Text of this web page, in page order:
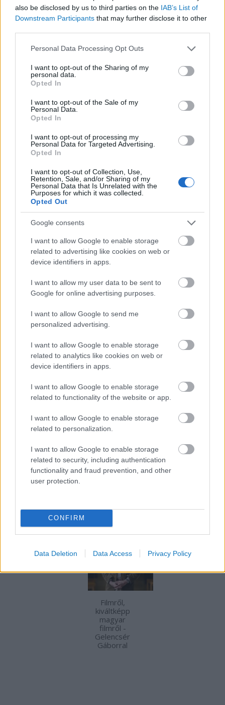
also be disclosed by us to third parties on the IAB’s List of
Downstream Participants that may further disclose it to other
Please note that this website/app uses one or more Google
not limited to your visit or usage behaviour. You may click to
grant or deny consent to Google and its third-party tags to
use your data for below specified purposes in below Google
consent section.
Personal Data Processing Opt Outs
I want to opt-out of the Sharing of my
personal data.
Opted In
I want to opt-out of the Sale of my
Personal Data.
Opted In
I want to opt-out of processing my
Personal Data for Targeted Advertising.
Opted In
I want to opt-out of Collection, Use,
Retention, Sale, and/or Sharing of my
Personal Data that Is Unrelated with the
Purposes for which it was collected.
Opted Out
Google consents
I want to allow Google to enable storage
related to advertising like cookies on web or
device identifiers in apps.
I want to allow my user data to be sent to
Google for online advertising purposes.
I want to allow Google to send me
personalized advertising.
I want to allow Google to enable storage
related to analytics like cookies on web or
device identifiers in apps.
I want to allow Google to enable storage
related to functionality of the website or app.
I want to allow Google to enable storage
related to personalization.
I want to allow Google to enable storage
related to security, including authentication
functionality and fraud prevention, and other
user protection.
CONFIRM
Data Deletion Data Access Privacy Policy
előttünk, amikor először láttuk az adott
epizódokat, és boldog emlékeket
Nem ritka, hogy átveszünk kedvenc
sorozat karaktereinktől bizonyos
személyiségjegyeket, ezáltal könnyebben
helyzetekben, amik nélkülük esetleg
nehézséget jelentenének. Emellett
gyakran előfordul, hogy kedvenc
sorozataink új ismeretségeknél
"jégtörőként" funkcionálnak, hiszen ha
egy csoport több tagja is kedvel egy adott
karaktert, vagy részt, akkor az egy
komfortos témaindító is lehet.
Annak, aki figyelemhiányos hiperaktivitás-
zavarral (ADHD) rendelkezik, nagy
könnyebbséget jelent, ha tévénézés
közben nem kell maximális figyelmet
fordítani a nézett műsorra. Az ADHD-ban
érintett személyeknél rendkívül gyakori a
komfortsorozatok újranézése.
újranézzük sokszor, ha nagyon tetszik. :)
Tetszik 0
Filmről,
kiváltképp
magyar
filmről -
Gelencsér
Gáborral